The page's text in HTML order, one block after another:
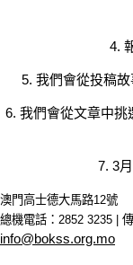
4.
5. 我們會從投稿故
6. 我們會從文章中挑
7. 3
澳門高士德大馬路12號
總機電話：2852 3235 |
info@bokss.org.mo